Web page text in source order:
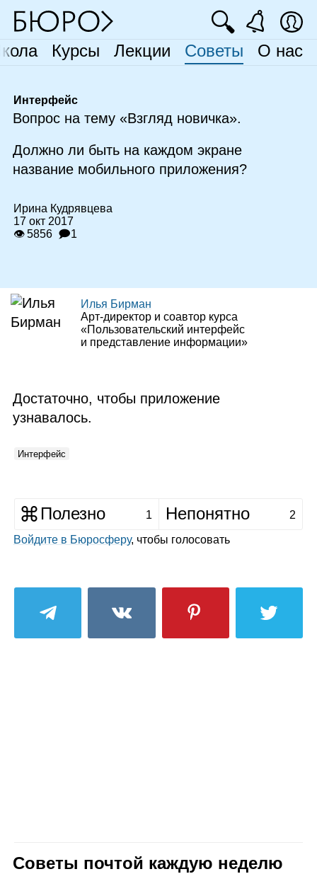
Курсы Лекции Советы О нас
🔍
Интерфейс
Вопрос на тему «Взгляд новичка».
Должно ли быть на каждом экране
название мобильного приложения?
Ирина Кудрявцева
17 окт 2017
👁 5856 🗩1
Илья Бирман
Арт‑директор и соавтор курса
«Пользовательский интерфейс
и представление информации»
Достаточно, чтобы приложение
узнавалось.
Интерфейс
Полезно 1 Непонятно 2
Войдите в Бюросферу, чтобы голосовать
Советы почтой каждую неделю